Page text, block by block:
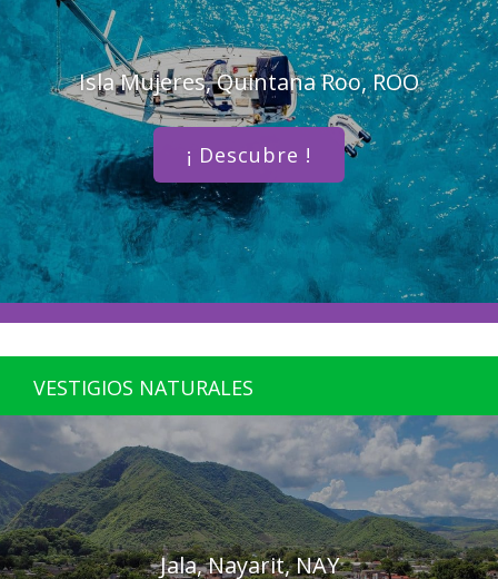
Isla Mujeres, Quintana Roo, ROO
¡ Descubre !
VESTIGIOS NATURALES
Jala, Nayarit, NAY